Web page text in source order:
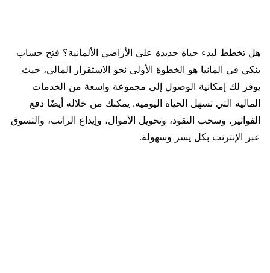
هل تخطط لبدء حياة جديدة على الأراضي الألمانية؟ فتح حساب
بنكي في المانيا هو الخطوة الأولى نحو الاستقرار المالي، حيث
يوفر لك إمكانية الوصول إلى مجموعة واسعة من الخدمات
المالية التي تسهل الحياة اليومية. يمكنك من خلاله أيضًا دفع
الفواتير، وسحب النقود، وتحويل الأموال، وإيداع الراتب، والتسوق
عبر الإنترنت بكل يسر وسهولة.